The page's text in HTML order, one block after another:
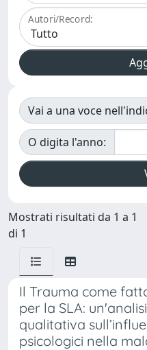
Autori/Record:
Vai a una voce
O digita l'anno:
Mostrati risultati da 1 a 1
di 1
Il Trauma come
per la SLA:
qualitativa
psicologici nella